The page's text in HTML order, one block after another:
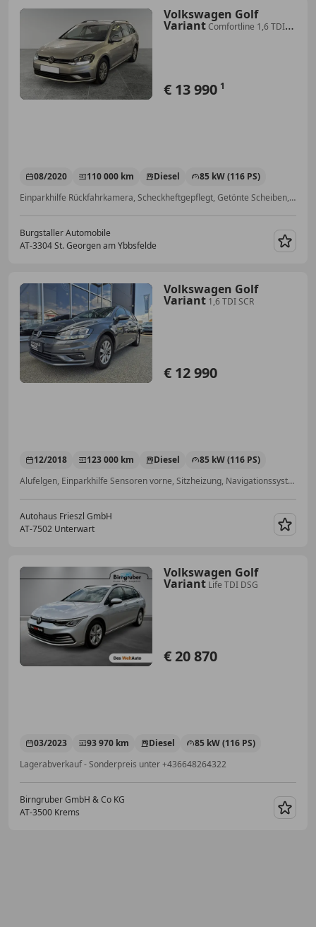
Volkswagen Golf
VariantComfortline 1,6 TDI
€ 13 990 1
08/2020 110 000 km Diesel
85 kW (116 PS)
Einparkhilfe Rückfahrkamera, Scheckheftgepflegt, Getönte Scheiben, Anhängerkupplung, LED-Scheinwerfer, Navigationssystem, Lordosenstütze, Regensensor
Burgstaller Automobile
AT-3304 St. Georgen am Ybbsfelde
Volkswagen Golf
Variant 1,6 TDI SCR
€ 12 990
12/2018 123 000 km Diesel
85 kW (116 PS)
Alufelgen, Einparkhilfe Sensoren vorne, Sitzheizung, Navigationssystem, Nichtraucherfahrzeug, Multifunktionslenkrad, Isofix, Regensensor
Autohaus Frieszl GmbH
AT-7502 Unterwart
Volkswagen Golf
Variant Life TDI DSG
€ 20 870
03/2023 93 970 km Diesel
85 kW (116 PS)
Lagerabverkauf - Sonderpreis unter +436648264322
Birngruber GmbH & Co KG
AT-3500 Krems